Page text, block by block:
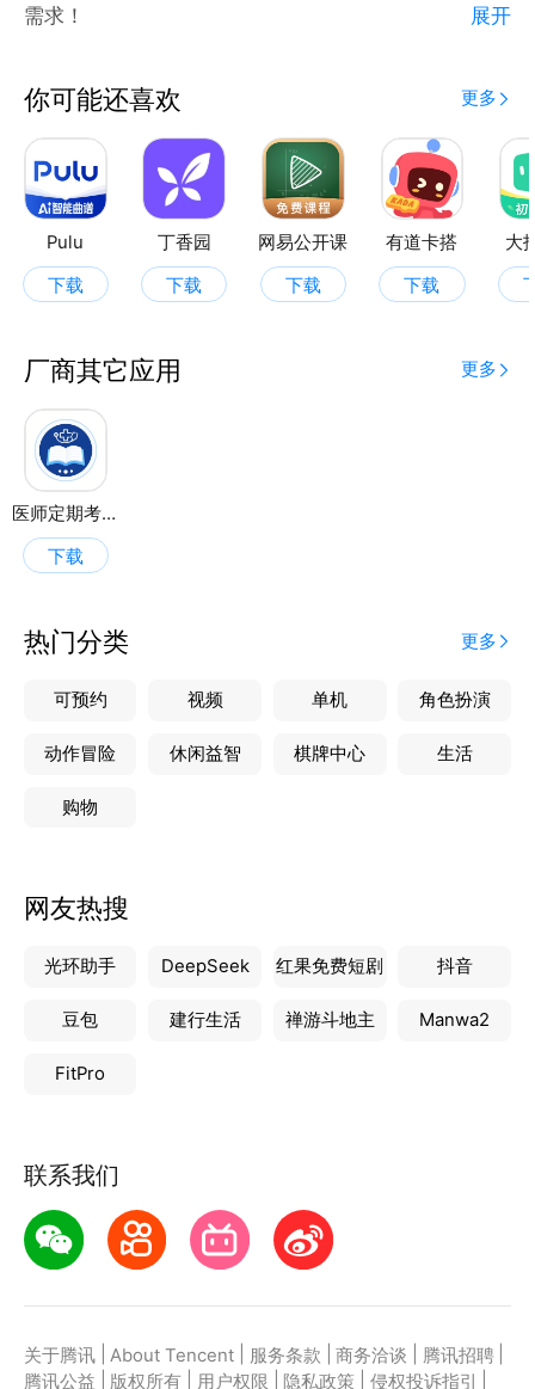
需求！
小医医考通：输入医学试题，小医给出正确答案，并从
医学知识和理论角度阐释原因；剖析常见错误选项，帮
助避免犯错；提供相关疾病分类、诊断方法、治疗方案
等额外信息；手机端小程序支持语音和拍照录入，搜题
高效便捷。
小医学术助手：拥有庞大医疗资源库，协助选题，提供
关键教材、研究文章和综述，智能生成论文摘要、绪论
助内容撰写、润色修改，提供中英翻译支持，提升论文
写作效率；设有医境学院，提供医学人工智能视频教
学、前沿临床资讯、学术研究方向汇总。
小医同学：专科问答覆盖 30 多个科室临床专业领域，
解答医学知识、诊断指南等问题，提供健康需求建议；
输入患者信息症状，生成中医建议治疗与诊断方案，匹
配方剂并提供建议；检验报告智能解析，提供结果摘要
与诊断建议；分析多种医学影像，标注异常区域，生成
展开
你可能还喜欢 更多
Pulu
下载
丁香园
下载
网易公开课
下载
有道卡搭
下载
大
厂商其它应用 更多
医师定期考核
下载
热门分类 更多
可预约 视频 单机 角色扮演
动作冒险 休闲益智 棋牌中心 生活
购物
网友热搜
光环助手 DeepSeek 红果免费短剧 抖音
豆包 建行生活 禅游斗地主 Manwa2
FitPro
联系我们
关于腾讯 About Tencent 服务条款 商务洽谈 腾讯招聘
腾讯公益
版权所有 用户权限 隐私政策 侵权投诉指引